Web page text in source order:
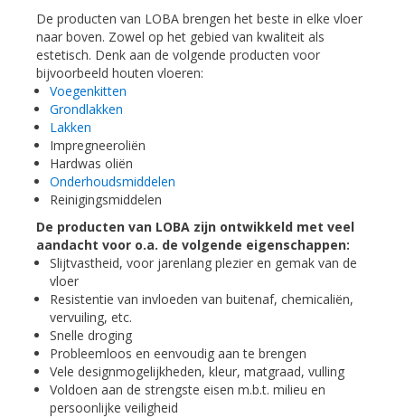
De producten van LOBA brengen het beste in elke vloer
naar boven. Zowel op het gebied van kwaliteit als
estetisch. Denk aan de volgende producten voor
bijvoorbeeld houten vloeren:
Voegenkitten
Grondlakken
Lakken
Impregneeroliën
Hardwas oliën
Onderhoudsmiddelen
Reinigingsmiddelen
De producten van LOBA zijn ontwikkeld met veel
aandacht voor o.a. de volgende eigenschappen:
Slijtvastheid, voor jarenlang plezier en gemak van de
vloer
Resistentie van invloeden van buitenaf, chemicaliën,
vervuiling, etc.
Snelle droging
Probleemloos en eenvoudig aan te brengen
Vele designmogelijkheden, kleur, matgraad, vulling
Voldoen aan de strengste eisen m.b.t. milieu en
persoonlijke veiligheid